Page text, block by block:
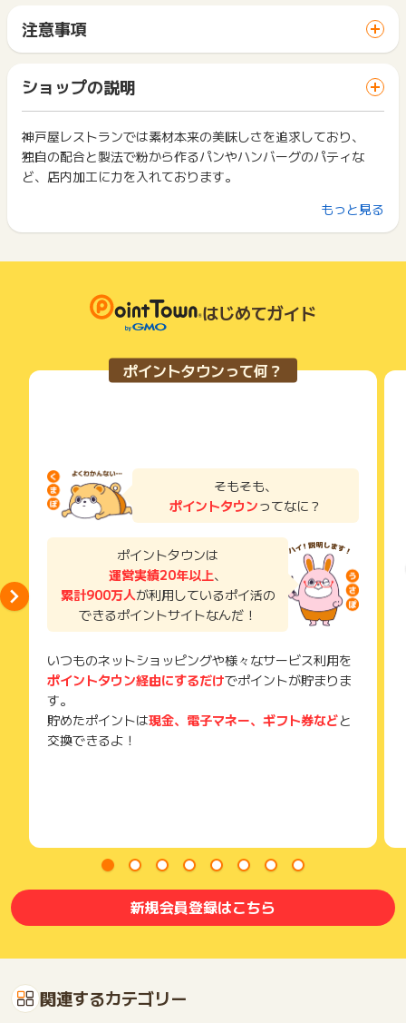
※ポイントに関するお問い合わせは、
ポイントタウンのサポート
までお問い合わせください。ポイントについて、広告主に直接
お問い合わせをした場合、ポイント獲得対象外となる場合がご
ざいます。
サイトに移動してからお申し込みやお買い物が完了するまでの
間に、同じブラウザ（※）で他のサイトに移動した場合はポイン
ト獲得ができません。
「 ショッピングでポイントGET 」ボタンを押した時とサービ
ス・お買い物利用時で、デバイス・ブラウザが異なる場合はポ
イント獲得ができません。
2回以上同じお買い物・サービスをご利用される場合は、毎回
ポイントタウンに戻り、「 ショッピングでポイントGET 」ボ
タンを押してからご利用ください。
下記の事項に該当する場合、広告主側で対象外とみなし、「獲
い物を複数回ご利用された場合
て一度でも同サービス・お買い物を利用されたことがある場合
ご利用前には、Cookieの削除をおこなっていただくことを推奨
サービス・お買い物利用時にお電話など2つ以上の申し込み方
法がある場合、必ずサイト上のWEBフォームからお申し込みく
了などのメールは、ポイント獲得するまで必ず保管してくださ
獲得待ち・獲得失敗の状態でお問い合わせされる際に、該当の
メールを送っていただく場合がございます。
そのため、紛失・破棄された場合は対応いたしかねますので、
ご注意ください。
(※) SafariやChromeなどwebサイトを表示するアプリのこと
注意事項
一部のサービスにつきましては、1商品につき10円単位の金額
は切り捨てとなります。
ポイント獲得が1ポイント未満のものは切り捨てとなり、ポイ
ント履歴には記載されません。
原則として広告主側のポイント等を利用して支払われた金額分
につきましては、ポイントタウンのポイント獲得の対象には含
まれません。
広告主が運営しているサービスの都合もしくは会員様の都合で
商品の交換や一部でもキャンセルされた場合、ポイントが無効
になる可能性もございます。
条件を達成しているかどうかは各広告主ではなく、代理店が行
っているため、広告主はポイントに関する詳細を把握しており
そのため、ポイントタウンのポイントに関するお問い合わせを
広告主様に直接行わないようお願いいたします。
ショップの説明
神戸屋レストランでは素材本来の美味しさを追求しており、
独自の配合と製法で粉から作るパンやハンバーグのパティな
ど、店内加工に力を入れております。
主に首都圏、中京、関西エリアで、焼きたてパンとそれに合う
料理を提供する店舗を展開しています。
「セレクトデリ」とパンを組み合わせた「神戸屋レストランセ
レクション」がおすすめです。
もっと見る
はじめてガイド
ポイントタウンって何？
そもそも、
ポイントタウンってなに？
ポイントタウンは
運営実績20年以上、
累計900万人が利用しているポイ活の
できるポイントサイトなんだ！
いつものネットショッピングや様々なサービス利用を
ポイントタウン経由にするだけでポイントが貯まりま
す。
貯めたポイントは現金、電子マネー、ギフト券などと
交換できるよ！
新規会員登録はこちら
関連するカテゴリー